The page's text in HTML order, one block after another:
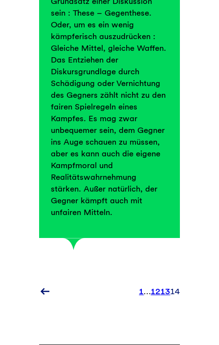
sein : These – Gegenthese.
Oder, um es ein wenig
kämpferisch auszudrücken :
Gleiche Mittel, gleiche Waffen.
Das Entziehen der
Diskursgrundlage durch
Schädigung oder Vernichtung
des Gegners zählt nicht zu den
fairen Spielregeln eines
Kampfes. Es mag zwar
unbequemer sein, dem Gegner
ins Auge schauen zu müssen,
aber es kann auch die eigene
Kampfmoral und
Realitätswahrnehmung
stärken. Außer natürlich, der
Gegner kämpft auch mit
unfairen Mitteln.
1…121314